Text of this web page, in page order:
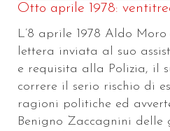
Otto aprile 1978:
L’8 aprile 1978 Aldo
lettera inviata al suo
e requisita alla Polizia, il
correre il serio rischio di
ragioni politiche ed
Benigno Zaccagnini delle